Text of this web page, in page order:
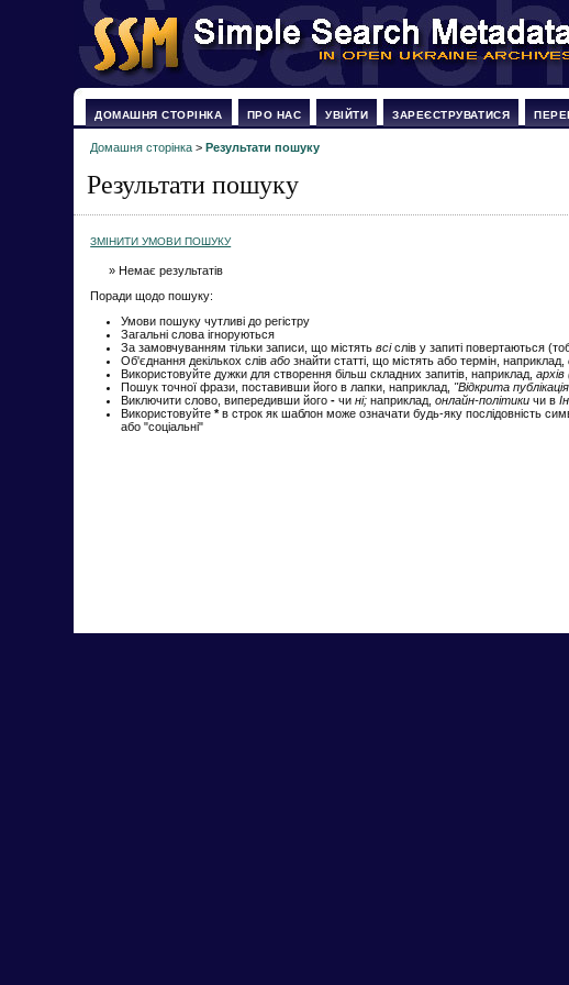
ДОМАШНЯ СТОРІНКА ПРО НАС УВІЙТИ ЗАРЕЄСТРУВАТИСЯ
Домашня сторінка >Результати пошуку
Результати пошуку
ЗМІНИТИ УМОВИ ПОШУКУ
» Немає результатів
Поради щодо пошуку:
Умови пошуку чутливі до регістру
Загальні слова ігноруються
За замовчуванням тільки записи, що містятьвсіслів у запиті повертаються
Об'єднання декількох слівабо знайти статті, що містять або термін, наприклад,
Використовуйте дужки для створення більш складних запитів, наприклад,
Пошук точної фрази, поставивши його в лапки, наприклад, "Відкрита
Виключити слово, випередивши його- чині; наприклад,онлайн-політики чи в
Використовуйте*в строк як шаблон може означати будь-яку послідовність
або "соціальні"